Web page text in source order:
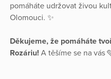
pomáháte udržovat živou
Olomouci. ✨
Děkujeme, že pomáháte
Rozáriu! A těšíme se na vás